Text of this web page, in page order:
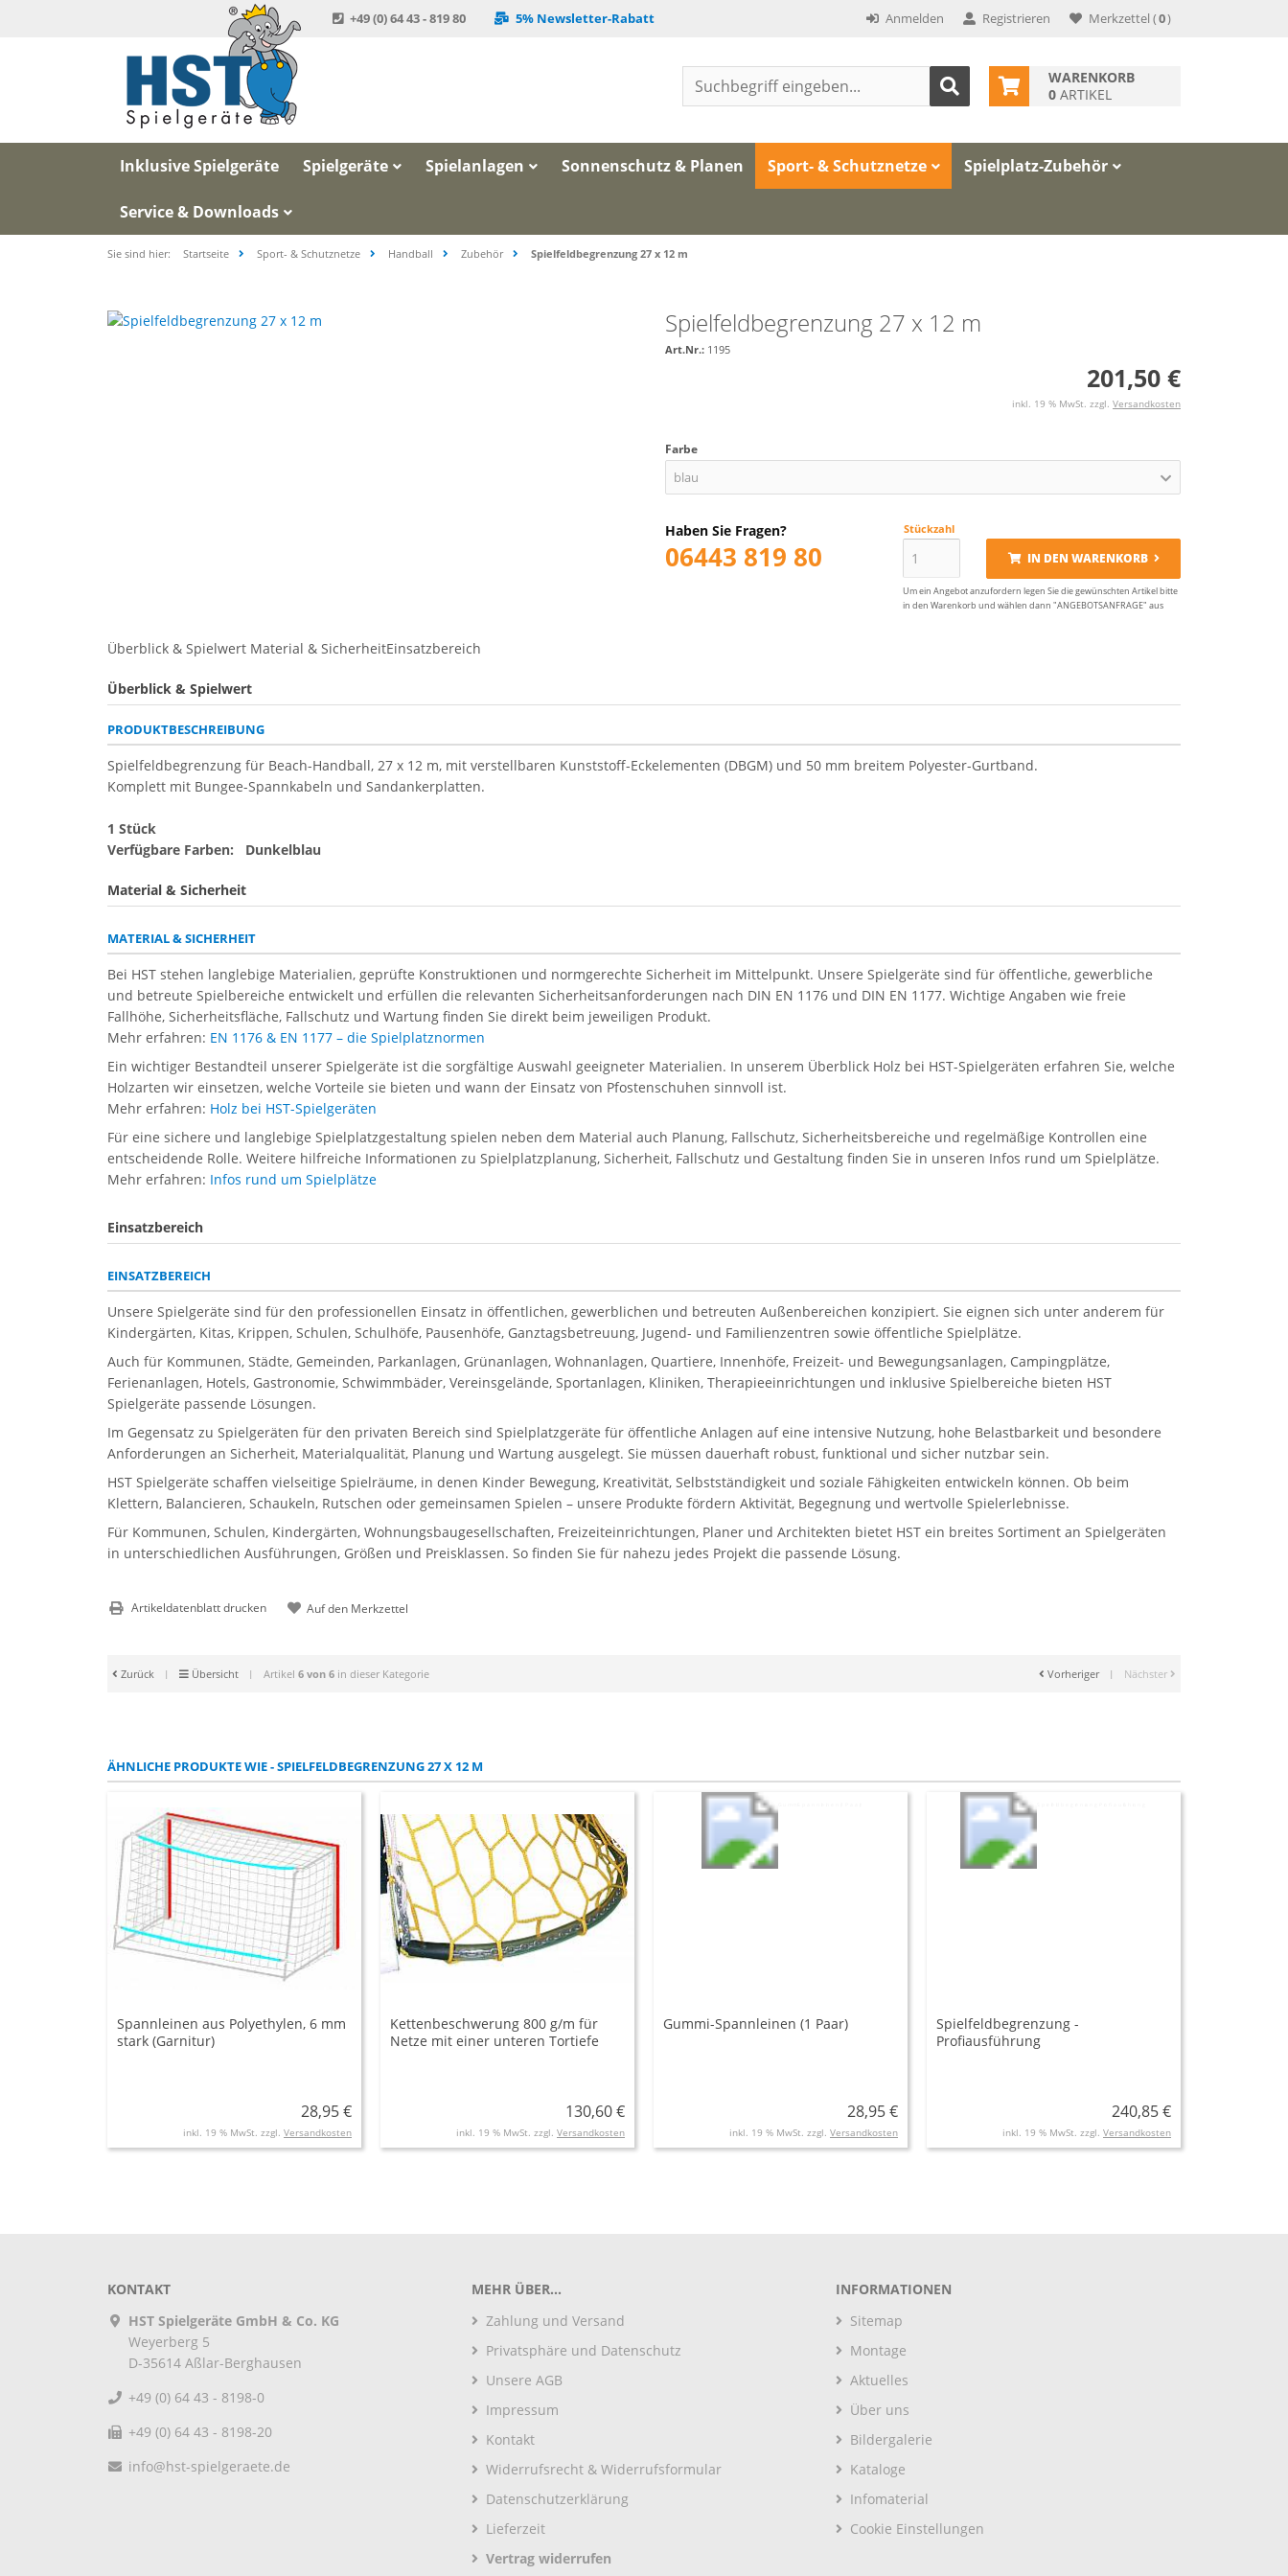
+49 (0) 64 43 - 819 80 5% Newsletter-Rabatt Merkzettel (0)
Registrieren
Anmelden
WARENKORB
0 ARTIKEL
Inklusive Spielgeräte Spielgeräte Spielanlagen Sonnenschutz & Planen Sport- & Schutznetze Spielplatz-Zubehör
Service & Downloads
Sie sind hier: Startseite Sport- & Schutznetze Handball Zubehör Spielfeldbegrenzung 27 x 12 m
Spielfeldbegrenzung 27 x 12 m
Art.Nr.: 1195
201,50 €
inkl. 19 % MwSt. zzgl. Versandkosten
Farbe
blau
Stückzahl
IN DEN WARENKORB
Um ein Angebot anzufordern legen Sie die gewünschten Artikel bitte
in den Warenkorb und wählen dann "ANGEBOTSANFRAGE" aus
Haben Sie Fragen?
06443 819 80
Überblick & Spielwert Material & SicherheitEinsatzbereich
Überblick & Spielwert
PRODUKTBESCHREIBUNG
Spielfeldbegrenzung für Beach-Handball, 27 x 12 m, mit verstellbaren Kunststoff-Eckelementen (DBGM) und 50 mm breitem Polyester-Gurtband.
Komplett mit Bungee-Spannkabeln und Sandankerplatten.
1 Stück
Verfügbare Farben: Dunkelblau
Material & Sicherheit
MATERIAL & SICHERHEIT
Bei HST stehen langlebige Materialien, geprüfte Konstruktionen und normgerechte Sicherheit im Mittelpunkt. Unsere Spielgeräte sind für öffentliche, gewerbliche
und betreute Spielbereiche entwickelt und erfüllen die relevanten Sicherheitsanforderungen nach DIN EN 1176 und DIN EN 1177. Wichtige Angaben wie freie
Fallhöhe, Sicherheitsfläche, Fallschutz und Wartung finden Sie direkt beim jeweiligen Produkt.
Mehr erfahren: EN 1176 & EN 1177 – die Spielplatznormen
Ein wichtiger Bestandteil unserer Spielgeräte ist die sorgfältige Auswahl geeigneter Materialien. In unserem Überblick Holz bei HST-Spielgeräten erfahren Sie, welche
Holzarten wir einsetzen, welche Vorteile sie bieten und wann der Einsatz von Pfostenschuhen sinnvoll ist.
Mehr erfahren: Holz bei HST-Spielgeräten
Für eine sichere und langlebige Spielplatzgestaltung spielen neben dem Material auch Planung, Fallschutz, Sicherheitsbereiche und regelmäßige Kontrollen eine
entscheidende Rolle. Weitere hilfreiche Informationen zu Spielplatzplanung, Sicherheit, Fallschutz und Gestaltung finden Sie in unseren Infos rund um Spielplätze.
Mehr erfahren: Infos rund um Spielplätze
Einsatzbereich
EINSATZBEREICH
Unsere Spielgeräte sind für den professionellen Einsatz in öffentlichen, gewerblichen und betreuten Außenbereichen konzipiert. Sie eignen sich unter anderem für
Kindergärten, Kitas, Krippen, Schulen, Schulhöfe, Pausenhöfe, Ganztagsbetreuung, Jugend- und Familienzentren sowie öffentliche Spielplätze.
Auch für Kommunen, Städte, Gemeinden, Parkanlagen, Grünanlagen, Wohnanlagen, Quartiere, Innenhöfe, Freizeit- und Bewegungsanlagen, Campingplätze,
Ferienanlagen, Hotels, Gastronomie, Schwimmbäder, Vereinsgelände, Sportanlagen, Kliniken, Therapieeinrichtungen und inklusive Spielbereiche bieten HST
Spielgeräte passende Lösungen.
Im Gegensatz zu Spielgeräten für den privaten Bereich sind Spielplatzgeräte für öffentliche Anlagen auf eine intensive Nutzung, hohe Belastbarkeit und besondere
Anforderungen an Sicherheit, Materialqualität, Planung und Wartung ausgelegt. Sie müssen dauerhaft robust, funktional und sicher nutzbar sein.
HST Spielgeräte schaffen vielseitige Spielräume, in denen Kinder Bewegung, Kreativität, Selbstständigkeit und soziale Fähigkeiten entwickeln können. Ob beim
Klettern, Balancieren, Schaukeln, Rutschen oder gemeinsamen Spielen – unsere Produkte fördern Aktivität, Begegnung und wertvolle Spielerlebnisse.
Für Kommunen, Schulen, Kindergärten, Wohnungsbaugesellschaften, Freizeiteinrichtungen, Planer und Architekten bietet HST ein breites Sortiment an Spielgeräten
in unterschiedlichen Ausführungen, Größen und Preisklassen. So finden Sie für nahezu jedes Projekt die passende Lösung.
Artikeldatenblatt drucken
Zurück | Übersicht | Artikel 6 von 6 in dieser Kategorie Vorheriger | Nächster
ÄHNLICHE PRODUKTE WIE - SPIELFELDBEGRENZUNG 27 X 12 M
Spannleinen aus Polyethylen, 6 mm
stark (Garnitur)
28,95 €
inkl. 19 % MwSt. zzgl. Versandkosten
Kettenbeschwerung 800 g/m für
Netze mit einer unteren Tortiefe
130,60 €
inkl. 19 % MwSt. zzgl. Versandkosten
Gummi-Spannleinen (1 Paar)
28,95 €
inkl. 19 % MwSt. zzgl. Versandkosten
Spielfeldbegrenzung -
Profiausführung
240,85 €
inkl. 19 % MwSt. zzgl. Versandkosten
KONTAKT
HST Spielgeräte GmbH & Co. KG
Weyerberg 5
D-35614 Aßlar-Berghausen
+49 (0) 64 43 - 8198-0
+49 (0) 64 43 - 8198-20
info@hst-spielgeraete.de
MEHR ÜBER...
Zahlung und Versand
Privatsphäre und Datenschutz
Unsere AGB
Impressum
Kontakt
Widerrufsrecht & Widerrufsformular
Datenschutzerklärung
Lieferzeit
Vertrag widerrufen
INFORMATIONEN
Sitemap
Montage
Aktuelles
Über uns
Bildergalerie
Kataloge
Infomaterial
Cookie Einstellungen